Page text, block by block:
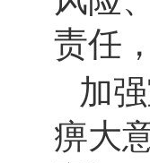
责任
加
痹大